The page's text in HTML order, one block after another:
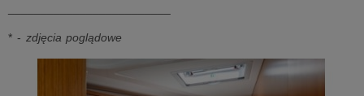
* - zdjęcia poglądowe